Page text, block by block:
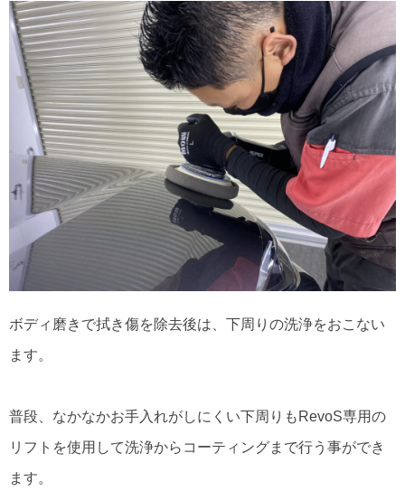
ボディ磨きで拭き傷を除去後は、下周りの洗浄をおこない
ます。
普段、なかなかお手入れがしにくい下周りもRevoS専用の
リフトを使用して洗浄からコーティングまで行う事ができ
ます。